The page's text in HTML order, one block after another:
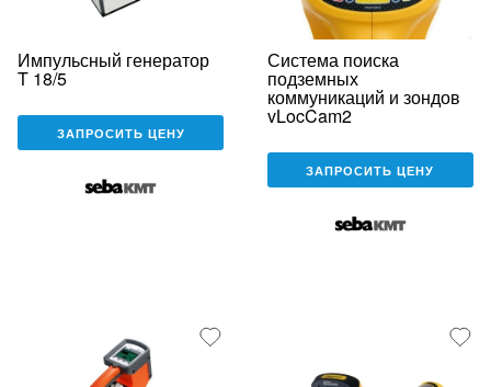
Импульсный генератор
T 18/5
ЗАПРОСИТЬ ЦЕНУ
Система поиска
подземных
коммуникаций и зондов
vLocCam2
ЗАПРОСИТЬ ЦЕНУ